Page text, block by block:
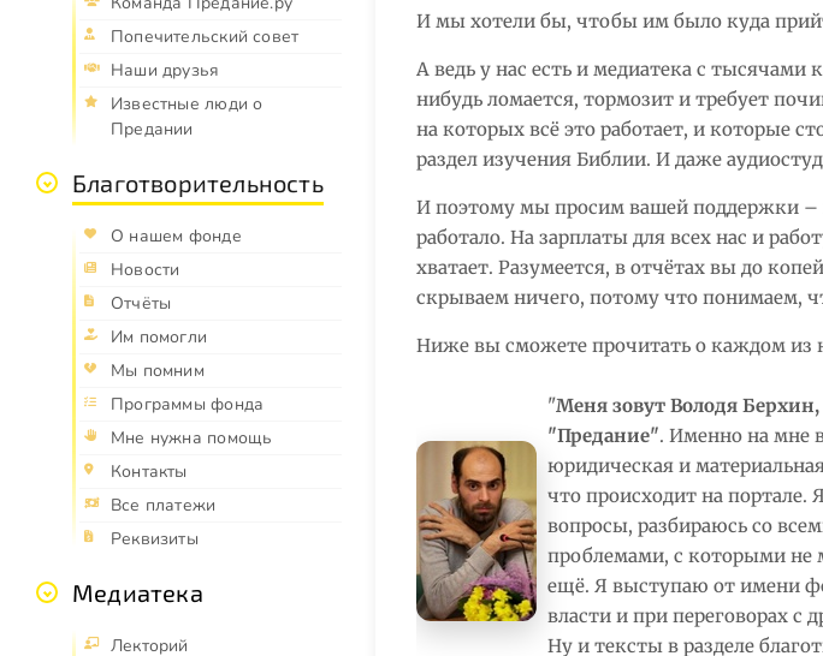
Попечительский совет
Наши друзья
Известные люди о
Предании
Благотворительность
О нашем фонде
Новости
Отчёты
Им помогли
Мы помним
Программы фонда
Мне нужна помощь
Контакты
Все платежи
Реквизиты
Медиатека
Лекторий
И мы хотели бы, чтобы им было куда
А ведь у нас есть и медиатека с тысячами
нибудь ломается, тормозит и требует
на которых всё это работает, и которые
раздел изучения Библии. И даже
И поэтому мы просим вашей поддержки –
работало. На зарплаты для всех нас и
хватает. Разумеется, в отчётах вы до
скрываем ничего, потому что понимаем,
Ниже вы сможете прочитать о каждом из
"Меня зовут Володя
"Предание". Именно на мне
юридическая и
что происходит на
вопросы, разбираюсь со
проблемами, с которыми не
ещё. Я выступаю от имени
власти и при переговорах с
Ну и тексты в разделе